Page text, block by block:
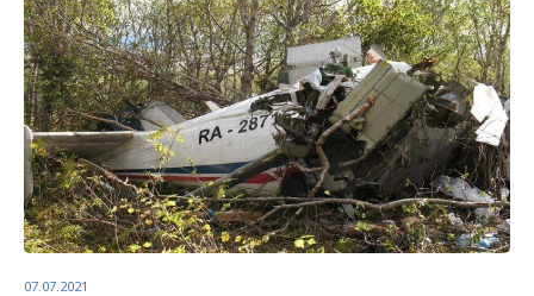
07.07.2021